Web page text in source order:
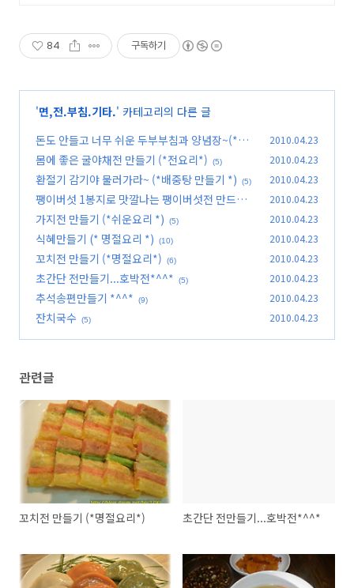
84 구독하기
'면,전.부침.기타.' 카테고리의 다른 글
돈도 안들고 너무 쉬운 두부부침과 양념장~(*반
찬만들기*) (2)
2010.04.23
몸에 좋은 굴야채전 만들기 (*전요리*) (5) 2010.04.23
환절기 감기야 물러가라~ (*배중탕 만들기 *) (5) 2010.04.23
팽이버섯 1봉지로 맛깔나는 팽이버섯전 만드세
요~~ (13)
2010.04.23
가지전 만들기 (*쉬운요리 *) (5) 2010.04.23
식혜만들기 (* 명절요리 *) (10) 2010.04.23
꼬치전 만들기 (*명절요리*) (6) 2010.04.23
초간단 전만들기...호박전*^^* (5) 2010.04.23
추석송편만들기 *^^* (9) 2010.04.23
잔치국수 (5) 2010.04.23
관련글
꼬치전 만들기 (*명절요리*) 초간단 전만들기...호박전*^^*